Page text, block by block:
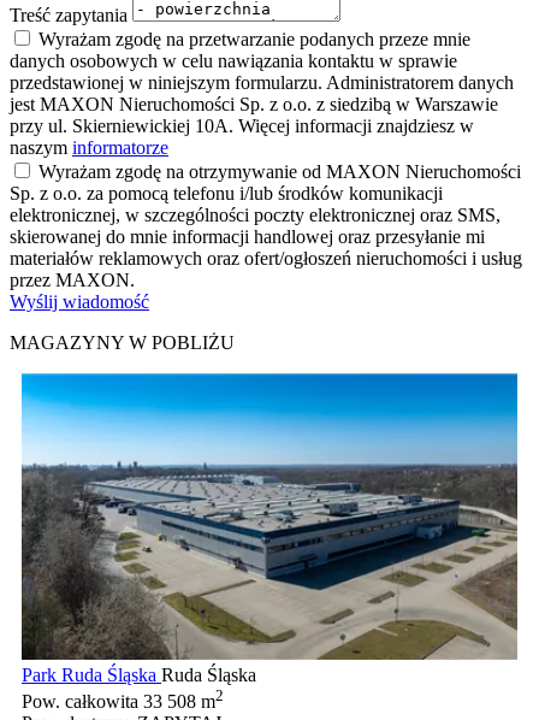
Treść zapytania
Wyrażam zgodę na przetwarzanie podanych przeze mnie
danych osobowych w celu nawiązania kontaktu w sprawie
przedstawionej w niniejszym formularzu. Administratorem danych
jest MAXON Nieruchomości Sp. z o.o. z siedzibą w Warszawie
przy ul. Skierniewickiej 10A. Więcej informacji znajdziesz w
naszym informatorze
Wyrażam zgodę na otrzymywanie od MAXON Nieruchomości
Sp. z o.o. za pomocą telefonu i/lub środków komunikacji
elektronicznej, w szczególności poczty elektronicznej oraz SMS,
skierowanej do mnie informacji handlowej oraz przesyłanie mi
materiałów reklamowych oraz ofert/ogłoszeń nieruchomości i usług
przez MAXON.
Wyślij wiadomość
MAGAZYNY W POBLIŻU
Park Ruda Śląska Ruda Śląska
Pow. całkowita 33 508 m2